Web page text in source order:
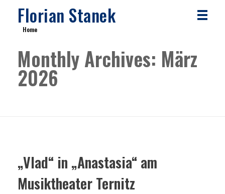
Florian Stanek
Home
Monthly Archives: März
2026
„Vlad“ in „Anastasia“ am
Musiktheater Ternitz